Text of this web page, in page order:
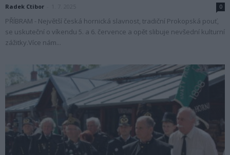
Radek Ctibor 0
PŘÍBRAM - Největší česká hornická slavnost, tradiční Prokopská pouť,
se uskuteční o víkendu 5. a 6. července a opět slibuje nevšední kulturní
zážitky.Více nám...